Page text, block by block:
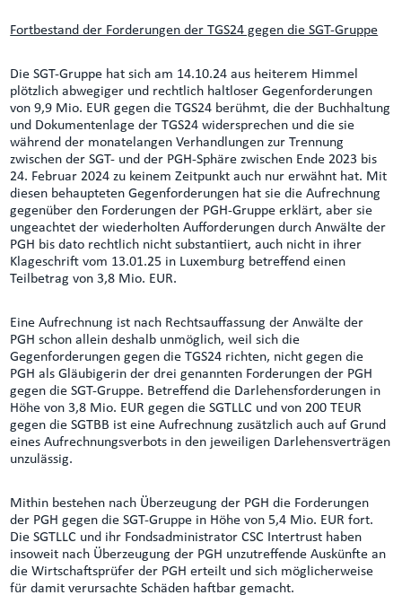
Fortbestand der Forderungen der TGS24 gegen die SGT-Gruppe
Die SGT-Gruppe hat sich am 14.10.24 aus heiterem Himmel
plötzlich abwegiger und rechtlich haltloser Gegenforderungen
von 9,9 Mio. EUR gegen die TGS24 berühmt, die der Buchhaltung
und Dokumentenlage der TGS24 widersprechen und die sie
während der monatelangen Verhandlungen zur Trennung
zwischen der SGT- und der PGH-Sphäre zwischen Ende 2023 bis
24. Februar 2024 zu keinem Zeitpunkt auch nur erwähnt hat. Mit
diesen behaupteten Gegenforderungen hat sie die Aufrechnung
gegenüber den Forderungen der PGH-Gruppe erklärt, aber sie
ungeachtet der wiederholten Aufforderungen durch Anwälte der
PGH bis dato rechtlich nicht substantiiert, auch nicht in ihrer
Klageschrift vom 13.01.25 in Luxemburg betreffend einen
Teilbetrag von 3,8 Mio. EUR.
Eine Aufrechnung ist nach Rechtsauffassung der Anwälte der
PGH schon allein deshalb unmöglich, weil sich die
Gegenforderungen gegen die TGS24 richten, nicht gegen die
PGH als Gläubigerin der drei genannten Forderungen der PGH
gegen die SGT-Gruppe. Betreffend die Darlehensforderungen in
Höhe von 3,8 Mio. EUR gegen die SGTLLC und von 200 TEUR
gegen die SGTBB ist eine Aufrechnung zusätzlich auch auf Grund
eines Aufrechnungsverbots in den jeweiligen Darlehensverträgen
unzulässig.
Mithin bestehen nach Überzeugung der PGH die Forderungen
der PGH gegen die SGT-Gruppe in Höhe von 5,4 Mio. EUR fort.
Die SGTLLC und ihr Fondsadministrator CSC Intertrust haben
insoweit nach Überzeugung der PGH unzutreffende Auskünfte an
die Wirtschaftsprüfer der PGH erteilt und sich möglicherweise
für damit verursachte Schäden haftbar gemacht.